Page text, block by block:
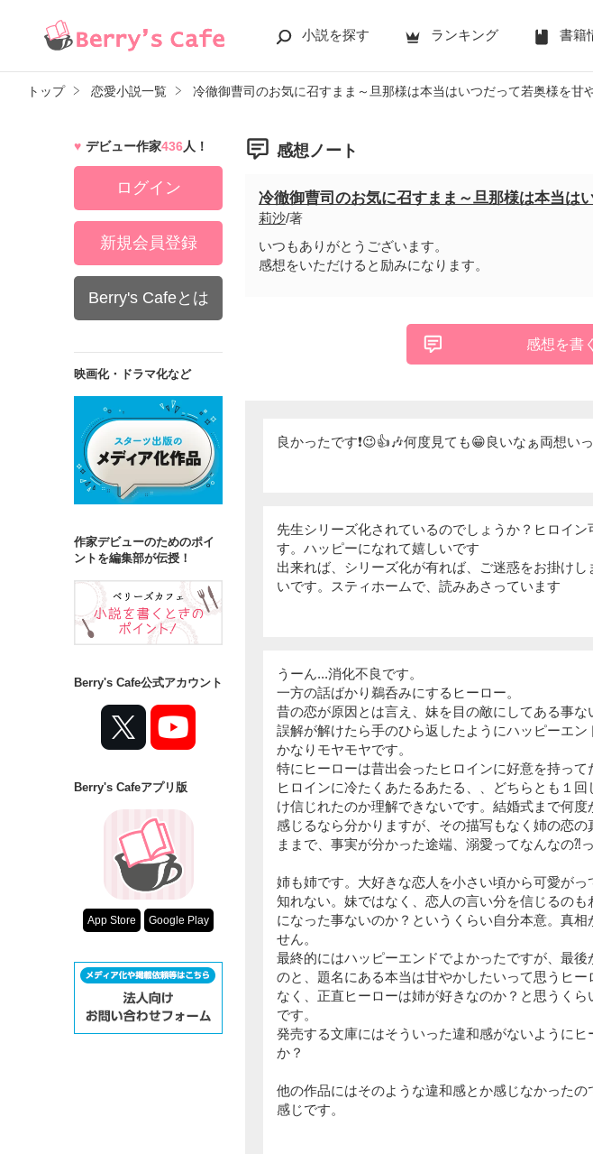
小説を探す ランキング 書籍
トップ 恋愛小説一覧 冷徹御曹司のお気に召すまま～旦那様は本当はいつだって若奥様を甘
感想ノート
冷徹御曹司のお気に召すまま～旦那様は本当は
莉沙/著
いつもありがとうございます。
感想をいただけると励みになります。
感想を書く
良かったです❗😉👍️🎶何度見ても😁良いなぁ両想い
先生シリーズ化されているのでしょうか？ヒロイ
す。ハッピーになれて嬉しいです
出来れば、シリーズ化が有れば、ご迷惑をお掛け
いです。スティホームで、読みあさっています
うーん...消化不良です。
一方の話ばかり鵜呑みにするヒーロー。
昔の恋が原因とは言え、妹を目の敵にしてある事な
誤解が解けたら手のひら返したようにハッピーエン
かなりモヤモヤです。
特にヒーローは昔出会ったヒロインに好意を持っ
ヒロインに冷たくあたるあたる、、どちらとも１
け信じれたのか理解できないです。結婚式まで何
感じるなら分かりますが、その描写もなく姉の恋
ままで、事実が分かった途端、溺愛ってなんなの⁈
姉も姉です。大好きな恋人を小さい頃から可愛が
知れない。妹ではなく、恋人の言い分を信じるの
になった事ないのか？というくらい自分本意。真
せん。
最終的にはハッピーエンドでよかったですが、最
のと、題名にある本当は甘やかしたいって思うヒ
なく、正直ヒーローは姉が好きなのか？と思うく
です。
発売する文庫にはそういった違和感がないように
か？
他の作品にはそのような違和感とか感じなかった
感じです。
デビュー作家436人！
ログイン
新規会員登録
Berry's Cafeとは
映画化・ドラマ化など
作家デビューのためのポイ
ントを編集部が伝授！
Berry's Cafe公式アカウント
Berry's Cafeアプリ版
App Store Google Play